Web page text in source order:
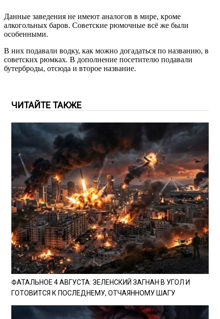
Данные заведения не имеют аналогов в мире, кроме
алкогольных баров. Советские рюмочные всё же были
особенными.
В них подавали водку, как можно догадаться по названию, в
советских рюмках. В дополнение посетителю подавали
бутерброды, отсюда и второе название.
ЧИТАЙТЕ ТАКЖЕ
ФАТАЛЬНОЕ 4 АВГУСТА: ЗЕЛЕНСКИЙ ЗАГНАН В УГОЛ И
ГОТОВИТСЯ К ПОСЛЕДНЕМУ, ОТЧАЯННОМУ ШАГУ